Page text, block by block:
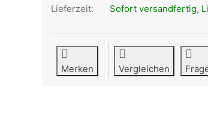
Lieferzeit: Sofort versandfertig,
Merken Vergleichen